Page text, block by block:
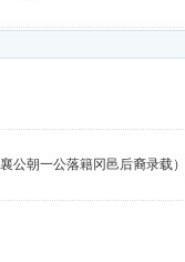
公朝一公落籍冈邑后裔录载）